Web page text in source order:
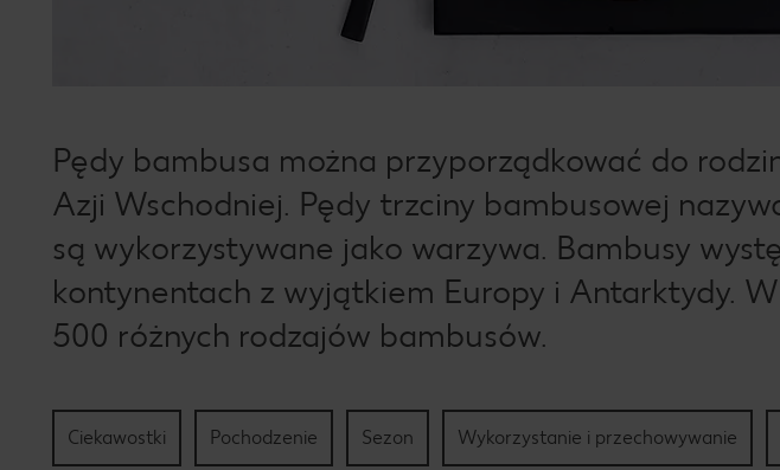
Pędy bambusa można przyporządkować do
Azji Wschodniej. Pędy trzciny bambusowej
są wykorzystywane jako warzywa. Bambusy
kontynentach z wyjątkiem Europy i Antarktydy.
500 różnych rodzajów bambusów.
Ciekawostki Pochodzenie Sezon Wykorzystanie i przechowywanie